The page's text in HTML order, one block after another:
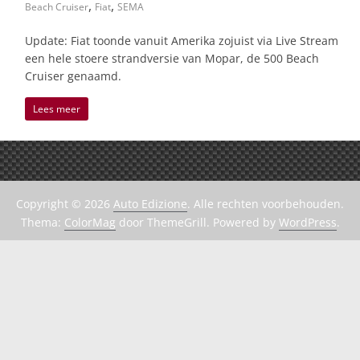
Beach Cruiser, Fiat, SEMA
Update: Fiat toonde vanuit Amerika zojuist via Live Stream
een hele stoere strandversie van Mopar, de 500 Beach
Cruiser genaamd.
Lees meer
Copyright © 2026 Auto Edizione. Alle rechten voorbehouden.
Thema: ColorMag door ThemeGrill. Powered by WordPress.